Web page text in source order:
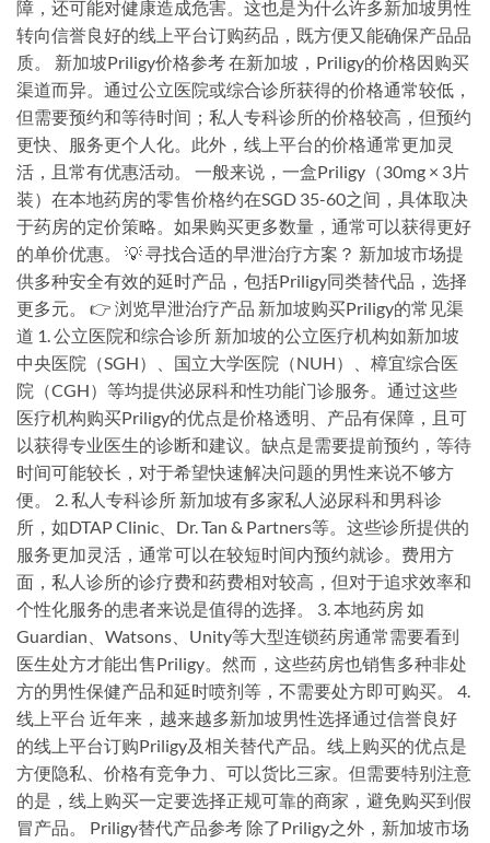
障，还可能对健康造成危害。这也是为什么许多新加坡男性
转向信誉良好的线上平台订购药品，既方便又能确保产品品
质。 新加坡Priligy价格参考 在新加坡，Priligy的价格因购买
渠道而异。通过公立医院或综合诊所获得的价格通常较低，
但需要预约和等待时间；私人专科诊所的价格较高，但预约
更快、服务更个人化。此外，线上平台的价格通常更加灵
活，且常有优惠活动。 一般来说，一盒Priligy（30mg × 3片
装）在本地药房的零售价格约在SGD 35-60之间，具体取决
于药房的定价策略。如果购买更多数量，通常可以获得更好
的单价优惠。 💡 寻找合适的早泄治疗方案？ 新加坡市场提
供多种安全有效的延时产品，包括Priligy同类替代品，选择
更多元。 👉 浏览早泄治疗产品 新加坡购买Priligy的常见渠
道 1. 公立医院和综合诊所 新加坡的公立医疗机构如新加坡
中央医院（SGH）、国立大学医院（NUH）、樟宜综合医
院（CGH）等均提供泌尿科和性功能门诊服务。通过这些
医疗机构购买Priligy的优点是价格透明、产品有保障，且可
以获得专业医生的诊断和建议。缺点是需要提前预约，等待
时间可能较长，对于希望快速解决问题的男性来说不够方
便。 2. 私人专科诊所 新加坡有多家私人泌尿科和男科诊
所，如DTAP Clinic、Dr. Tan & Partners等。这些诊所提供的
服务更加灵活，通常可以在较短时间内预约就诊。费用方
面，私人诊所的诊疗费和药费相对较高，但对于追求效率和
个性化服务的患者来说是值得的选择。 3. 本地药房 如
Guardian、Watsons、Unity等大型连锁药房通常需要看到
医生处方才能出售Priligy。然而，这些药房也销售多种非处
方的男性保健产品和延时喷剂等，不需要处方即可购买。 4.
线上平台 近年来，越来越多新加坡男性选择通过信誉良好
的线上平台订购Priligy及相关替代产品。线上购买的优点是
方便隐私、价格有竞争力、可以货比三家。但需要特别注意
的是，线上购买一定要选择正规可靠的商家，避免购买到假
冒产品。 Priligy替代产品参考 除了Priligy之外，新加坡市场